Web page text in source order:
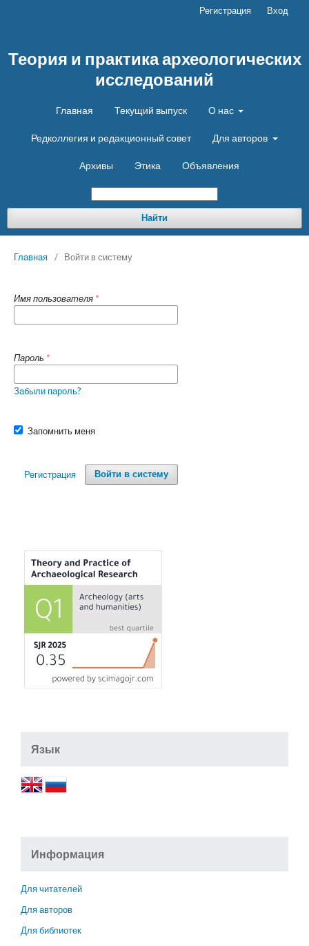
Теория и практика археологических
исследований
Главная Текущий выпуск О нас
Редколлегия и редакционный совет Для авторов
Архивы Этика Объявления
Найти
Регистрация Вход
Главная / Войти в систему
Имя пользователя *
Пароль *
Забыли пароль?
Запомнить меня
Войти в систему
Регистрация
Язык
Информация
Для читателей
Для авторов
Для библиотек